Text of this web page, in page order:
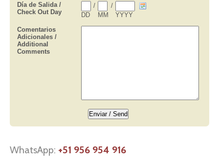
WhatsApp: +51 956 954 916